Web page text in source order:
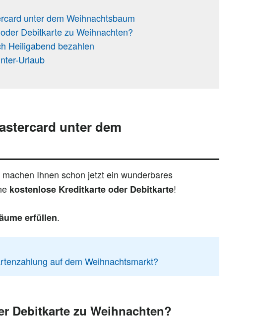
unter dem Weihnachtsbaum
Debitkarte zu Weihnachten?
Heiligabend bezahlen
Urlaub
unter dem
Ihnen schon jetzt ein wunderbares
kostenlose Kreditkarte oder Debitkarte!
erfüllen.
auf dem Weihnachtsmarkt?
Debitkarte zu Weihnachten?